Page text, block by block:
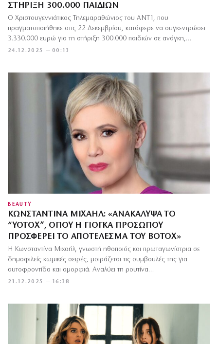
ΣΤΉΡΙΞΗ 300.000 ΠΑΙΔΙΏΝ
24.12.2025 — 00:13
Ο Χριστουγεννιάτικος Τηλεμαραθώνιος του ΑΝΤ1, που
πραγματοποιήθηκε στις 22 Δεκεμβρίου, κατάφερε να συγκεντρώσει
3.330.000 ευρώ για τη στήριξη 300.000 παιδιών σε ανάγκη,…
BEAUTY
ΚΩΝΣΤΑΝΤΊΝΑ ΜΙΧΑΉΛ: «ΑΝΑΚΆΛΥΨΑ ΤΟ
“YOTOX”, ΌΠΟΥ Η ΓΙΌΓΚΑ ΠΡΟΣΏΠΟΥ
ΠΡΟΣΦΈΡΕΙ ΤΟ ΑΠΟΤΈΛΕΣΜΑ ΤΟΥ BOTOX»
21.12.2025 — 16:38
Η Κωνσταντίνα Μιχαήλ, γνωστή ηθοποιός και πρωταγωνίστρια σε
δημοφιλείς κωμικές σειρές, μοιράζεται τις συμβουλές της για
αυτοφροντίδα και ομορφιά. Αναλύει τη ρουτίνα…